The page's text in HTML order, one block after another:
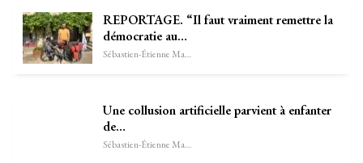
REPORTAGE. “Il faut vraiment remettre la
démocratie au…
Sébastien-Étienne Marechal
Une collusion artificielle parvient à enfanter
de…
Sébastien-Étienne Marechal